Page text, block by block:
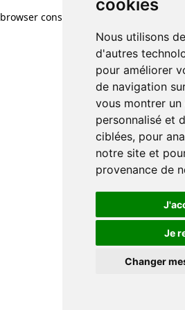
cookies
Nous utilisons
d'autres
pour améliorer
de navigation
vous montrer un
personnalisé et
ciblées, pour
notre site et
provenance de
Je
Changer
browser console for more information)